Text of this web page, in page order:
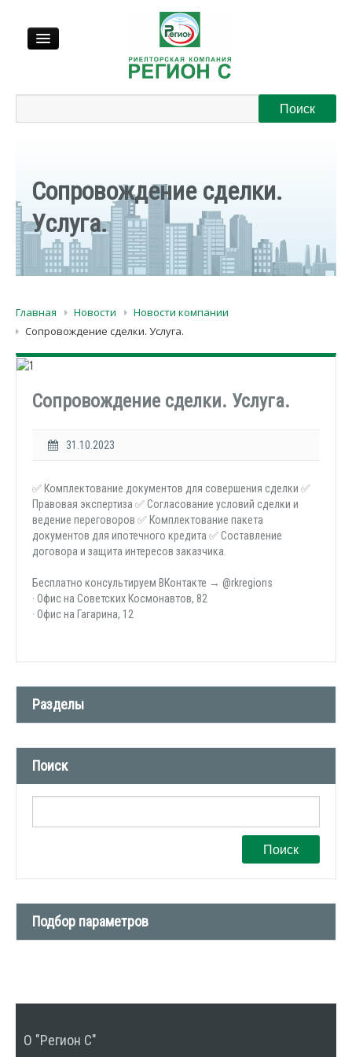
Выкуп
Регионы
Контакты
Сопровождение сделки.
Услуга.
Главная Новости
Новости компании
Сопровождение сделки. Услуга.
Сопровождение сделки. Услуга.
31.10.2023
✅ Комплектование документов для совершения сделки ✅
Правовая экспертиза ✅ Согласование условий сделки и
ведение переговоров ✅ Комплектование пакета
документов для ипотечного кредита ✅ Составление
договора и защита интересов заказчика.
Бесплатно консультируем ВКонтакте → @rkregions
· Офис на Советских Космонавтов, 82
· Офис на Гагарина, 12
Разделы
Новости компании (509)
СМИ о нас (1)
Поиск
Поиск
Подбор параметров
Количество комнат
О "Регион С"